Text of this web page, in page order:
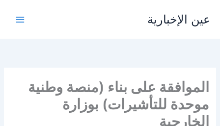
المحتوى
عين الإخبارية
الموافقة على بناء (منصة وطنية
موحدة للتأشيرات) بوزارة
الخارجية